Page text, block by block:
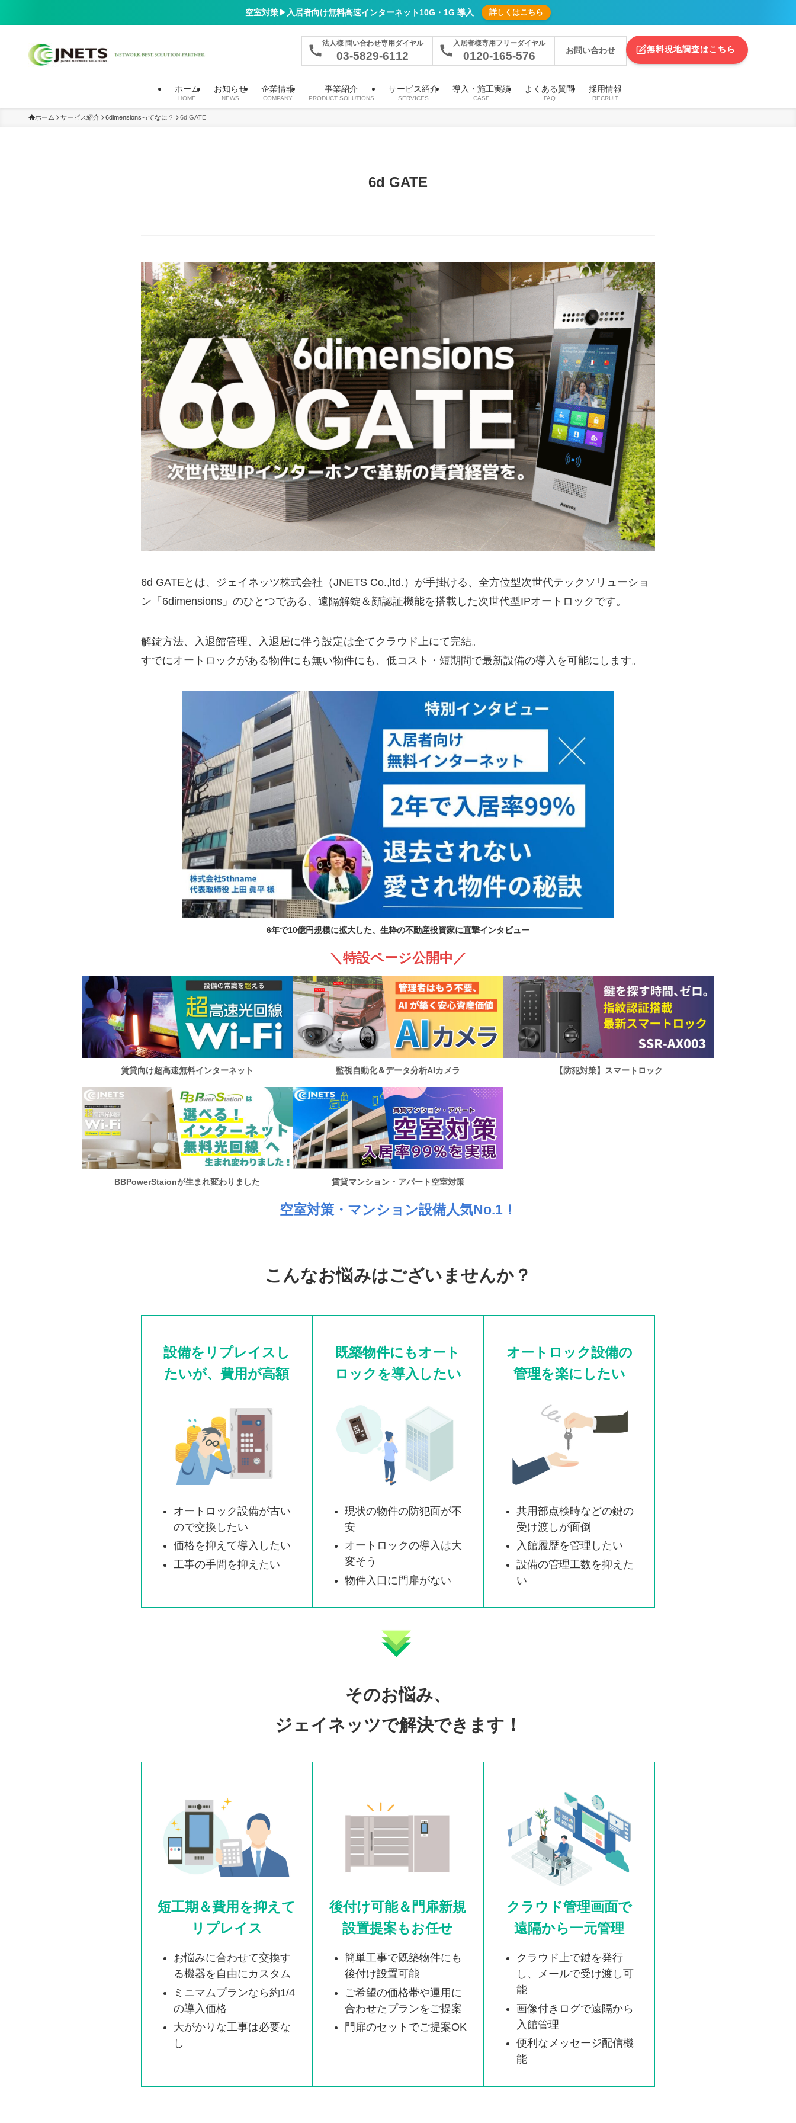
空室対策▶︎入居者向け無料高速インターネット10G・1G 導入 詳しくはこちら
ホーム
HOME
お知らせ
NEWS
企業情報
COMPANY
事業紹介
PRODUCT SOLUTIONS
サービス紹介
SERVICES
導入・施工実績
CASE
よくある質問
FAQ
採用情報
RECRUIT
法人様 問い合わせ専用ダイヤル
03-5829-6112
入居者様専用フリーダイヤル
0120-165-576 お問い合わせ 無料現地調査はこちら
ホーム サービス紹介 6dimensionsってなに？ 6d GATE
6d GATE
6d GATEとは、ジェイネッツ株式会社（JNETS Co.,ltd.）が手掛ける、全方位型次世代テックソリューショ
ン「6dimensions」のひとつである、遠隔解錠＆顔認証機能を搭載した次世代型IPオートロックです。
解錠方法、入退館管理、入退居に伴う設定は全てクラウド上にて完結。
すでにオートロックがある物件にも無い物件にも、低コスト・短期間で最新設備の導入を可能にします。
6年で10億円規模に拡大した、生粋の不動産投資家に直撃インタビュー
＼特設ページ公開中／
賃貸向け超高速無料インターネット 監視自動化＆データ分析AIカメラ 【防犯対策】スマートロック
BBPowerStaionが生まれ変わりました 賃貸マンション・アパート空室対策
空室対策・マンション設備人気No.1！
こんなお悩みはございませんか？
設備をリプレイスし
たいが、費用が高額
オートロック設備が古い
ので交換したい
価格を抑えて導入したい
工事の手間を抑えたい
既築物件にもオート
ロックを導入したい
現状の物件の防犯面が不
安
オートロックの導入は大
変そう
物件入口に門扉がない
オートロック設備の
管理を楽にしたい
共用部点検時などの鍵の
受け渡しが面倒
入館履歴を管理したい
設備の管理工数を抑えた
い
そのお悩み、
ジェイネッツで解決できます！
短工期＆費用を抑えて
リプレイス
お悩みに合わせて交換す
る機器を自由にカスタム
ミニマムプランなら約1/4
の導入価格
大がかりな工事は必要な
し
後付け可能＆門扉新規
設置提案もお任せ
簡単工事で既築物件にも
後付け設置可能
ご希望の価格帯や運用に
合わせたプランをご提案
門扉のセットでご提案OK
クラウド管理画面で
遠隔から一元管理
クラウド上で鍵を発行
し、メールで受け渡し可
能
画像付きログで遠隔から
入館管理
便利なメッセージ配信機
能